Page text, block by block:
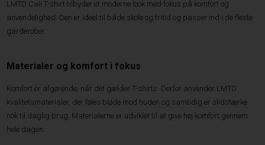
LMTD Cali T-shirt tilbyder et moderne look med fokus på komfort og
anvendelighed. Den er ideel til både skole og fritid og passer ind i de fleste
garderober.
Materialer og komfort i fokus
Komfort er afgørende, når det gælder T-shirts. Derfor anvender LMTD
kvalitetsmaterialer, der føles bløde mod huden og samtidig er slidstærke
nok til daglig brug. Materialerne er udviklet til at give høj komfort gennem
hele dagen.